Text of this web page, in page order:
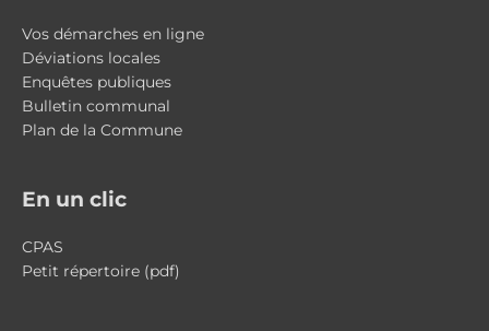
Vos démarches en ligne
Déviations locales
Enquêtes publiques
Bulletin communal
Plan de la Commune
En un clic
CPAS
Petit répertoire (pdf)